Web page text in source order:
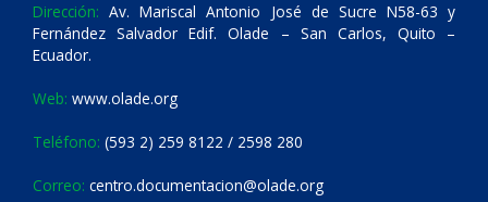
Dirección: Av. Mariscal Antonio José de Sucre N58-63 y
Fernández Salvador Edif. Olade – San Carlos, Quito –
Ecuador.
Web: www.olade.org
Teléfono: (593 2) 259 8122 / 2598 280
Correo: centro.documentacion@olade.org